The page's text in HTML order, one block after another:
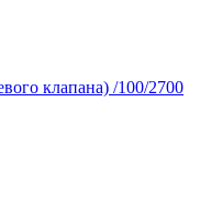
клапана) /100/2700